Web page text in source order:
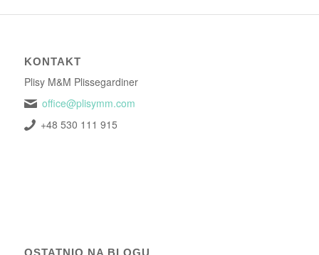
KONTAKT
Plisy M&M Plissegardiner
office@plisymm.com
+48 530 111 915